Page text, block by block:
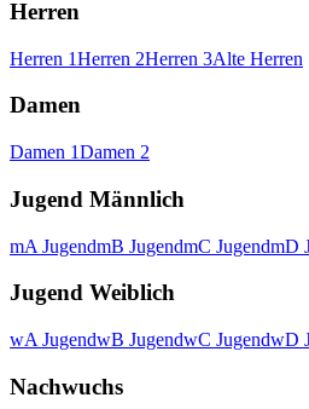
Herren
Herren 1Herren 2Herren 3Alte Herren
Damen
Damen 1Damen 2
Jugend Männlich
mA JugendmB JugendmC JugendmD
Jugend Weiblich
wA JugendwB JugendwC JugendwD
Nachwuchs